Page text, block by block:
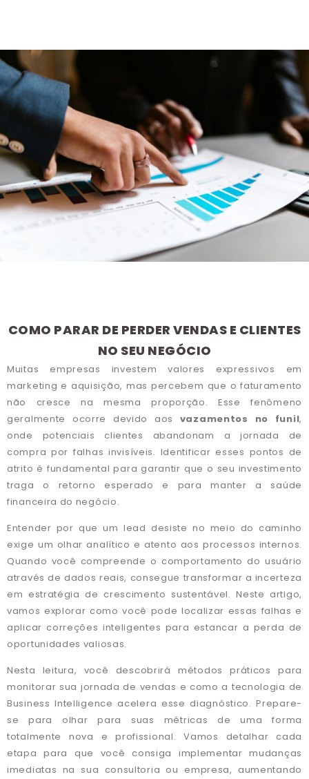
COMO PARAR DE PERDER VENDAS E CLIENTES
NO SEU NEGÓCIO
Muitas empresas investem valores expressivos em
marketing e aquisição, mas percebem que o faturamento
não cresce na mesma proporção. Esse fenômeno
geralmente ocorre devido aos vazamentos no funil,
onde potenciais clientes abandonam a jornada de
compra por falhas invisíveis. Identificar esses pontos de
atrito é fundamental para garantir que o seu investimento
traga o retorno esperado e para manter a saúde
financeira do negócio.
Entender por que um lead desiste no meio do caminho
exige um olhar analítico e atento aos processos internos.
Quando você compreende o comportamento do usuário
através de dados reais, consegue transformar a incerteza
em estratégia de crescimento sustentável. Neste artigo,
vamos explorar como você pode localizar essas falhas e
aplicar correções inteligentes para estancar a perda de
oportunidades valiosas.
Nesta leitura, você descobrirá métodos práticos para
monitorar sua jornada de vendas e como a tecnologia de
Business Intelligence acelera esse diagnóstico. Prepare-
se para olhar para suas métricas de uma forma
totalmente nova e profissional. Vamos detalhar cada
etapa para que você consiga implementar mudanças
imediatas na sua consultoria ou empresa, aumentando